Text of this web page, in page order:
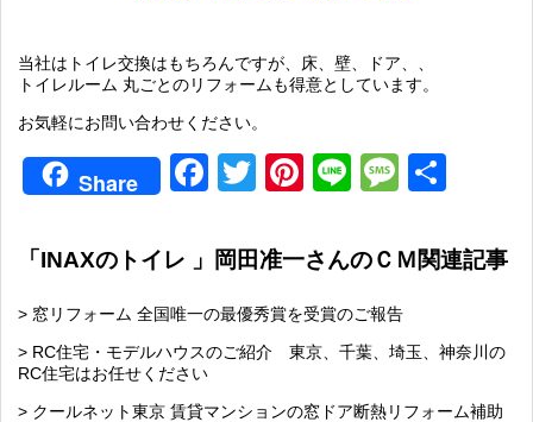
当社はトイレ交換はもちろんですが、床、壁、ドア、、
トイレルーム 丸ごとのリフォームも得意としています。
お気軽にお問い合わせください。
Share Facebook
TwitterPinterest
Line
「INAXのトイレ 」岡田准一さんのＣＭ関連記事
> 窓リフォーム 全国唯一の最優秀賞を受賞のご報告
> RC住宅・モデルハウスのご紹介 東京、千葉、埼玉、神奈川の
RC住宅はお任せください
> クールネット東京 賃貸マンションの窓ドア断熱リフォーム補助